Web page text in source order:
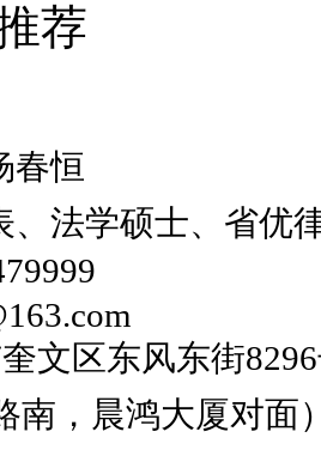
荐
春恒
、法学硕士、省优
文区东风东街
南，晨鸿大厦对面